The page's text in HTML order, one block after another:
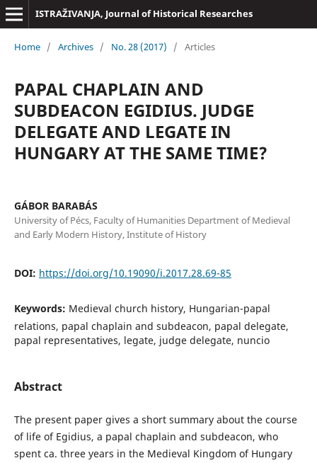
ISTRAŽIVANJA, Јournal of Historical Researches
Home / Archives / No. 28 (2017) / Articles
PAPAL CHAPLAIN AND
SUBDEACON EGIDIUS. JUDGE
DELEGATE AND LEGATE IN
HUNGARY AT THE SAME TIME?
GÁBOR BARABÁS
University of Pécs, Faculty of Humanities Department of Medieval
and Early Modern History, Institute of History
DOI: https://doi.org/10.19090/i.2017.28.69-85
Keywords: Medieval church history, Hungarian-papal
relations, papal chaplain and subdeacon, papal delegate,
papal representatives, legate, judge delegate, nuncio
Abstract
The present paper gives a short summary about the course
of life of Egidius, a papal chaplain and subdeacon, who
spent ca. three years in the Medieval Kingdom of Hungary